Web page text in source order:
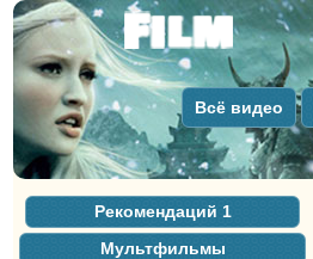
Всё видео
Рекомендаций 1
Мультфильмы